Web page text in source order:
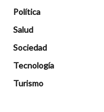
Política
Salud
Sociedad
Tecnología
Turismo